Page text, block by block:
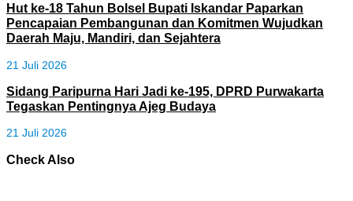
Hut ke-18 Tahun Bolsel Bupati Iskandar Paparkan
Pencapaian Pembangunan dan Komitmen Wujudkan
Daerah Maju, Mandiri, dan Sejahtera
21 Juli 2026
Sidang Paripurna Hari Jadi ke-195, DPRD Purwakarta
Tegaskan Pentingnya Ajeg Budaya
21 Juli 2026
Check Also